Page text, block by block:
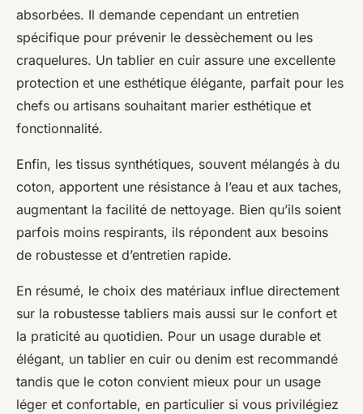
absorbées. Il demande cependant un entretien
spécifique pour prévenir le dessèchement ou les
craquelures. Un tablier en cuir assure une excellente
protection et une esthétique élégante, parfait pour les
chefs ou artisans souhaitant marier esthétique et
fonctionnalité.
Enfin, les tissus synthétiques, souvent mélangés à du
coton, apportent une résistance à l’eau et aux taches,
augmentant la facilité de nettoyage. Bien qu’ils soient
parfois moins respirants, ils répondent aux besoins
de robustesse et d’entretien rapide.
En résumé, le choix des matériaux influe directement
sur la robustesse tabliers mais aussi sur le confort et
la praticité au quotidien. Pour un usage durable et
élégant, un tablier en cuir ou denim est recommandé
tandis que le coton convient mieux pour un usage
léger et confortable, en particulier si vous privilégiez